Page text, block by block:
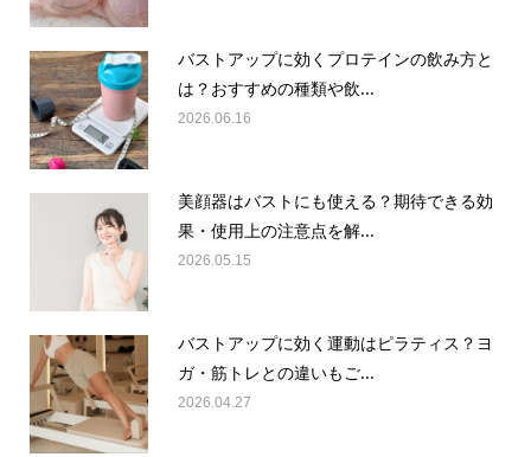
バストアップに効くプロテインの飲み方と
は？おすすめの種類や飲...
2026.06.16
美顔器はバストにも使える？期待できる効
果・使用上の注意点を解...
2026.05.15
バストアップに効く運動はピラティス？ヨ
ガ・筋トレとの違いもご...
2026.04.27